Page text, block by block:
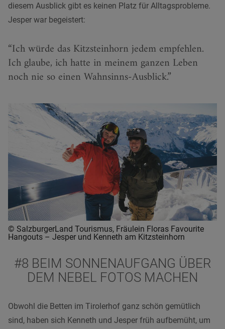
diesem Ausblick gibt es keinen Platz für Alltagsprobleme.
Jesper war begeistert:
Ich würde das Kitzsteinhorn jedem empfehlen.
Ich glaube, ich hatte in meinem ganzen Leben
noch nie so einen Wahnsinns-Ausblick.
© SalzburgerLand Tourismus, Fräulein Floras Favourite
Hangouts – Jesper und Kenneth am Kitzsteinhorn
#8 BEIM SONNENAUFGANG ÜBER
DEM NEBEL FOTOS MACHEN
Obwohl die Betten im Tirolerhof ganz schön gemütlich
sind, haben sich Kenneth und Jesper früh aufbemüht, um